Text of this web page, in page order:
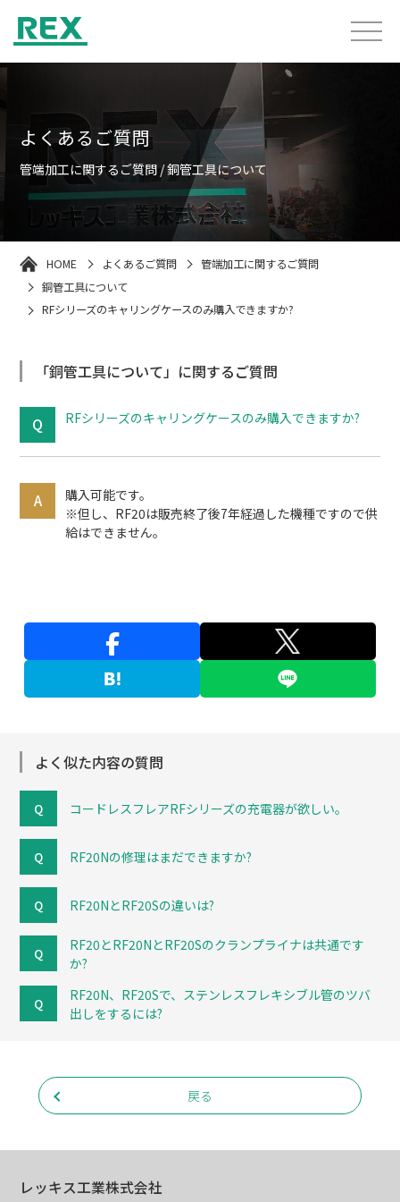
よくあるご質問
管端加工に関するご質問 / 銅管工具について
HOME よくあるご質問
管端加工に関するご質問
銅管工具について
RFシリーズのキャリングケースのみ購入できますか?
「銅管工具について」に関するご質問
RFシリーズのキャリングケースのみ購入できますか?
購入可能です。
※但し、RF20は販売終了後7年経過した機種ですので供
給はできません。
よく似た内容の質問
コードレスフレアRFシリーズの充電器が欲しい。
RF20Nの修理はまだできますか?
RF20NとRF20Sの違いは?
RF20とRF20NとRF20Sのクランプライナは共通です
か?
RF20N、RF20Sで、ステンレスフレキシブル管のツバ
出しをするには?
戻る
レッキス工業株式会社